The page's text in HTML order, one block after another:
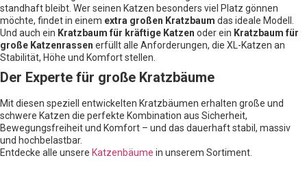
standhaft bleibt. Wer seinen Katzen besonders viel Platz gönnen
möchte, findet in einem extra großen Kratzbaum das ideale Modell.
Und auch ein Kratzbaum für kräftige Katzen oder ein Kratzbaum für
große Katzenrassen erfüllt alle Anforderungen, die XL-Katzen an
Stabilität, Höhe und Komfort stellen.
Der Experte für große Kratzbäume
Mit diesen speziell entwickelten Kratzbäumen erhalten große und
schwere Katzen die perfekte Kombination aus Sicherheit,
Bewegungsfreiheit und Komfort – und das dauerhaft stabil, massiv
und hochbelastbar.
Entdecke alle unsere Katzenbäume in unserem Sortiment.